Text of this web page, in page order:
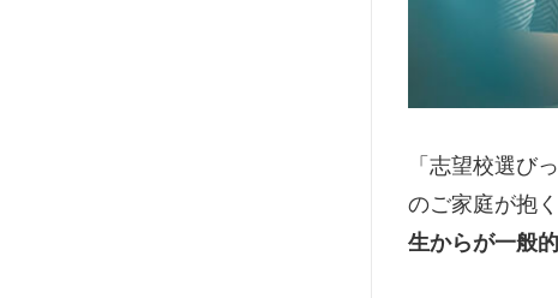
「志望校選び
のご家庭が抱
生からが一般